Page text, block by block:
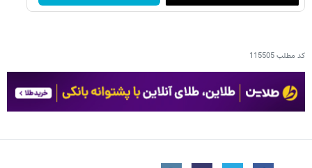
کد مطلب115505